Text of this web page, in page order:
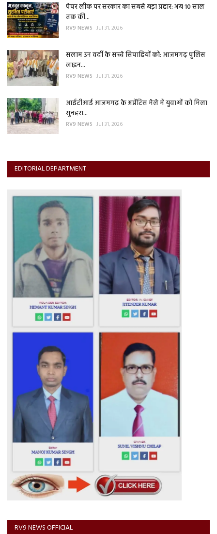
पेपर लीक पर सरकार का सबसे बड़ा प्रहार: अब 10 साल
तक की...
RV9 NEWS Jul 31, 2026
सलाम उन वर्दी के सच्चे सिपाहियों को: आजमगढ़ पुलिस
लाइन...
RV9 NEWS Jul 31, 2026
आईटीआई आजमगढ़ के अप्रेंटिस मेले में युवाओं को मिला
सुनहरा...
RV9 NEWS Jul 31, 2026
EDITORIAL DEPARTMENT
RV9 NEWS OFFICIAL